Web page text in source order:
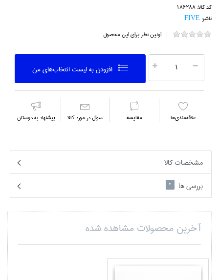
کد کالا:186288
ناشر: FIVE
اولین نظر برای این محصول
افزودن به ليست انتخاب‌هاي من
علاقه‌مندي‌ها مقايسه سوال در مورد كالا پیشنهاد به دوستان
مشخصات کالا
بررسی ها
0
آخرین محصولات مشاهده شده